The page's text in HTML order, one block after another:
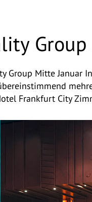
Group Mitte Januar
Frankfurt City